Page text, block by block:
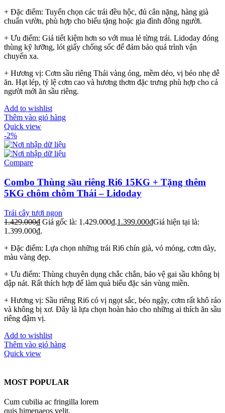
+ Đặc điểm: Tuyển chọn các trái đều hộc, đủ cân nặng, hàng già
chuẩn vườn, phù hợp cho biếu tặng hoặc gia đình đông người.
+ Ưu điểm: Giá tiết kiệm hơn so với mua lẻ từng trái. Lidoday đóng
thùng kỹ lưỡng, lót giấy chống sốc để đảm bảo quá trình vận
chuyển xa.
+ Hương vị: Cơm sầu riêng Thái vàng óng, mềm dẻo, vị béo nhẹ dễ
ăn. Hạt lép, tỷ lệ cơm cao và hương thơm đặc trưng phù hợp cho cả
người mới ăn sầu riêng.
Add to wishlist
Thêm vào giỏ hàng
Quick view
-2%
Compare
Combo Thùng sầu riêng Ri6 15KG + Tặng thêm
5KG chôm chôm Thái – Lidoday
Trái cây tươi ngon
1.429.000₫ Giá gốc là: 1.429.000₫.1.399.000₫Giá hiện tại là:
1.399.000₫.
+ Đặc điểm: Lựa chọn những trái Ri6 chín già, vỏ mỏng, cơm dày,
màu vàng đẹp.
+ Ưu điểm: Thùng chuyên dụng chắc chắn, bảo vệ gai sầu không bị
dập nát. Rất thích hợp để làm quà biếu đặc sản vùng miền.
+ Hương vị: Sầu riêng Ri6 có vị ngọt sắc, béo ngậy, cơm rất khô ráo
và không bị xơ. Đây là lựa chọn hoàn hảo cho những ai thích ăn sầu
riêng đậm vị.
Add to wishlist
Thêm vào giỏ hàng
Quick view
MOST POPULAR
Cum cubilia ac fringilla lorem
quis himenaeos velit.